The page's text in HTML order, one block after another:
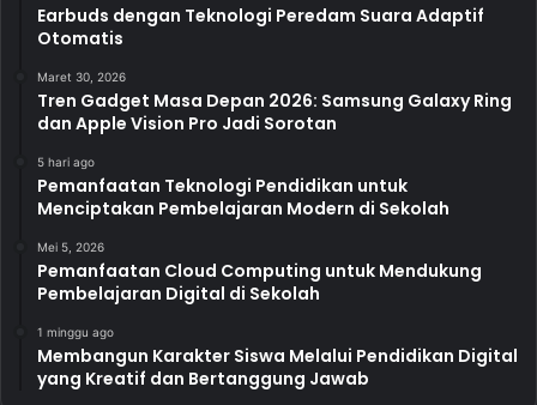
Earbuds dengan Teknologi Peredam Suara Adaptif
Otomatis
Maret 30, 2026
Tren Gadget Masa Depan 2026: Samsung Galaxy Ring
dan Apple Vision Pro Jadi Sorotan
5 hari ago
Pemanfaatan Teknologi Pendidikan untuk
Menciptakan Pembelajaran Modern di Sekolah
Mei 5, 2026
Pemanfaatan Cloud Computing untuk Mendukung
Pembelajaran Digital di Sekolah
1 minggu ago
Membangun Karakter Siswa Melalui Pendidikan Digital
yang Kreatif dan Bertanggung Jawab